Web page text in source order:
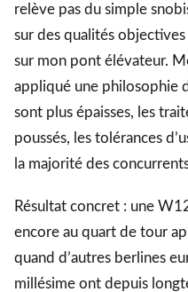
relève pas du simple
sur des qualités
sur mon pont élévateur.
appliqué une philosophie
sont plus épaisses, les
poussés, les tolérances
la majorité des
Résultat concret : une
encore au quart de tour
quand d’autres berlines
millésime ont depuis